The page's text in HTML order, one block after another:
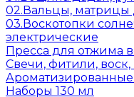
02.Вальцы, матрицы
03.Воскотопки
электрические
Пресса для отжима
Свечи, фитили,
Ароматизированные
Наборы 130 мл